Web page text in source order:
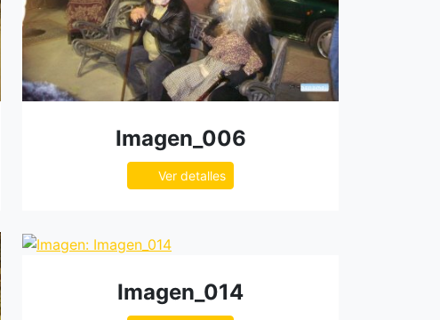
Imagen_006
Ver detalles
Imagen_014